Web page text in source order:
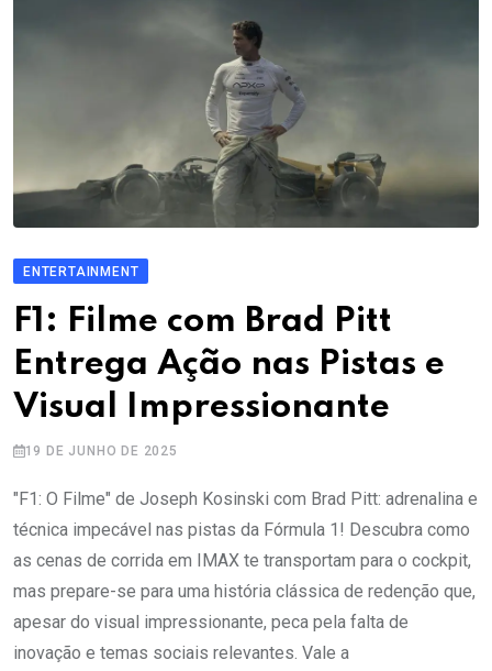
ENTERTAINMENT
F1: Filme com Brad Pitt
Entrega Ação nas Pistas e
Visual Impressionante
19 DE JUNHO DE 2025
"F1: O Filme" de Joseph Kosinski com Brad Pitt: adrenalina e
técnica impecável nas pistas da Fórmula 1! Descubra como
as cenas de corrida em IMAX te transportam para o cockpit,
mas prepare-se para uma história clássica de redenção que,
apesar do visual impressionante, peca pela falta de
inovação e temas sociais relevantes. Vale a